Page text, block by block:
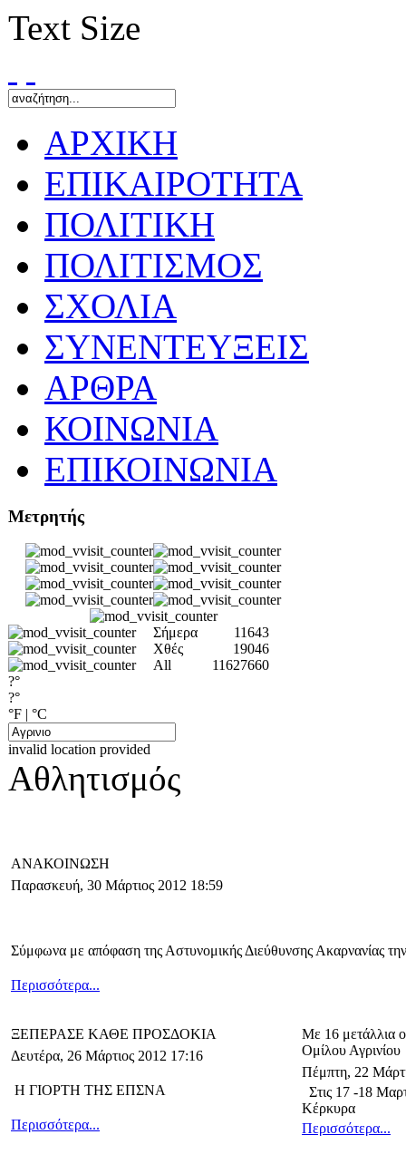
Text Size
ΑΡΧΙΚΗ
ΕΠΙΚΑΙΡΟΤΗΤΑ
ΠΟΛΙΤΙΚΗ
ΠΟΛΙΤΙΣΜΟΣ
ΣΧΟΛΙΑ
ΣΥΝΕΝΤΕΥΞΕΙΣ
ΑΡΘΡΑ
ΚΟΙΝΩΝΙΑ
ΕΠΙΚΟΙΝΩΝΙΑ
Μετρητής
Σήμερα
11643
Χθές
19046
All
11627660
?°
?°
°F | °C
invalid location provided
Αθλητισμός
ΑΝΑΚΟΙΝΩΣΗ
Παρασκευή, 30 Μάρτιος 2012 18:59
Σύμφωνα με απόφαση της Αστυνομικής Διεύθυνσης Ακαρνανίας
Περισσότερα...
ΞΕΠΕΡΑΣΕ ΚΑΘΕ ΠΡΟΣΔΟΚΙΑ
Δευτέρα, 26 Μάρτιος 2012 17:16
Η ΓΙΟΡΤΗ ΤΗΣ ΕΠΣΝΑ
Περισσότερα...
Με 16 μετάλλια
Ομίλου Αγρινίου
Πέμπτη, 22
Στις 17 -18
Κέρκυρα
Περισσότερα...